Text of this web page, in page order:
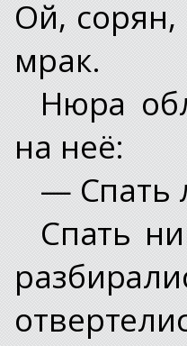
Ой, сорян,
мрак.
Нюра
на неё:
— Спать
Спать